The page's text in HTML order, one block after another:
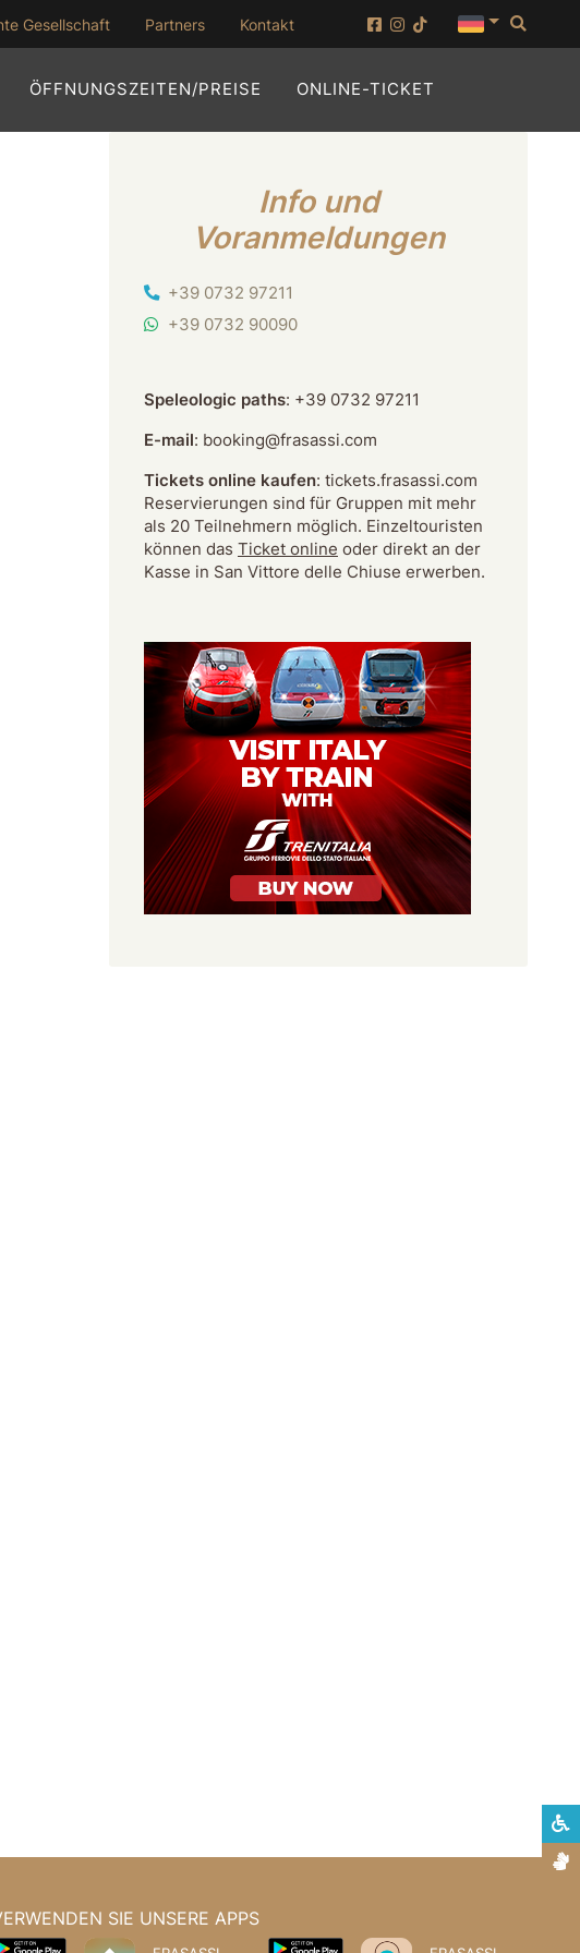
Gesellschaft(in einem neuen fenster öffnen)
Partners Kontakt
ÖFFNUNGSZEITEN/PREISE ONLINE-TICKET
Info und
Voranmeldungen
Tel.
+39 0732 97211
WhatsApp
+39 0732 90090
Speleologic paths: +39 0732 97211
E-mail: booking@frasassi.com
Tickets online kaufen: tickets.frasassi.com
Reservierungen sind für Gruppen mit mehr
als 20 Teilnehmern möglich. Einzeltouristen
können das Ticket online oder direkt an der
Kasse in San Vittore delle Chiuse erwerben.
SIE UNSERE APPS